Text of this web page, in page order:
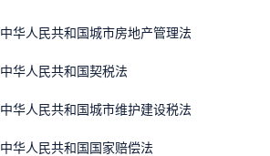
· 中华人民共和国城市房地产管理法
· 中华人民共和国契税法
· 中华人民共和国城市维护建设税法
· 中华人民共和国国家赔偿法